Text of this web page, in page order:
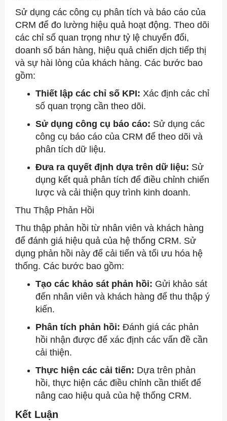
Sử dụng các công cụ phân tích và báo cáo của
CRM để đo lường hiệu quả hoạt động. Theo dõi
các chỉ số quan trọng như tỷ lệ chuyển đổi,
doanh số bán hàng, hiệu quả chiến dịch tiếp thị
và sự hài lòng của khách hàng. Các bước bao
gồm:
Thiết lập các chỉ số KPI: Xác định các chỉ
số quan trọng cần theo dõi.
Sử dụng công cụ báo cáo: Sử dụng các
công cụ báo cáo của CRM để theo dõi và
phân tích dữ liệu.
Đưa ra quyết định dựa trên dữ liệu: Sử
dụng kết quả phân tích để điều chỉnh chiến
lược và cải thiện quy trình kinh doanh.
Thu Thập Phản Hồi
Thu thập phản hồi từ nhân viên và khách hàng
để đánh giá hiệu quả của hệ thống CRM. Sử
dụng phản hồi này để cải tiến và tối ưu hóa hệ
thống. Các bước bao gồm:
Tạo các khảo sát phản hồi: Gửi khảo sát
đến nhân viên và khách hàng để thu thập ý
kiến.
Phân tích phản hồi: Đánh giá các phản
hồi nhận được để xác định các vấn đề cần
cải thiện.
Thực hiện các cải tiến: Dựa trên phản
hồi, thực hiện các điều chỉnh cần thiết để
nâng cao hiệu quả của hệ thống CRM.
Kết Luận